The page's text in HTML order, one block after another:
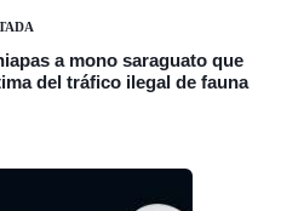
a mono saraguato que
del tráfico ilegal de fauna